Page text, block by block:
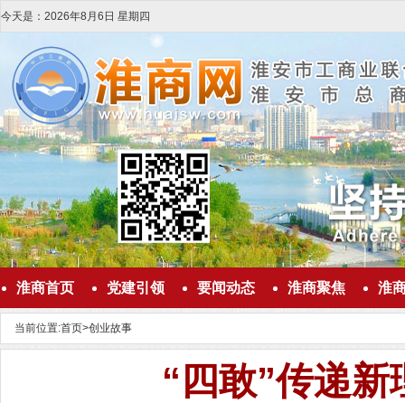
今天是： 2026年8 月 6 日 星期四
淮商首页 党建引领 要闻动态 淮商聚焦 淮
当前位置:首页>创业故事
“四敢”传递